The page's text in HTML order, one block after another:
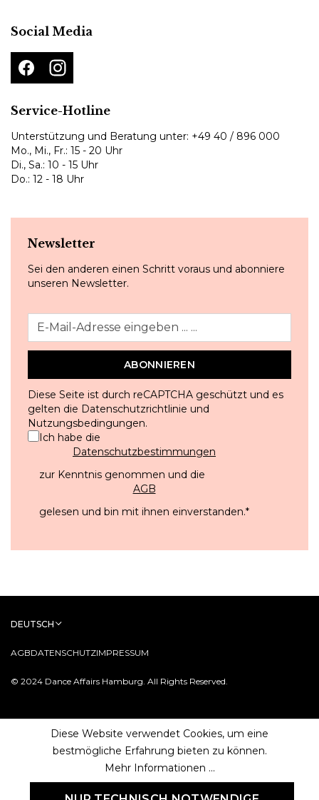
Social Media
Service-Hotline
Unterstützung und Beratung unter: +49 40 / 896 000
Mo., Mi., Fr.: 15 - 20 Uhr
Di., Sa.: 10 - 15 Uhr
Do.: 12 - 18 Uhr
Newsletter
Sei den anderen einen Schritt voraus und abonniere
unseren Newsletter.
ABONNIEREN
Diese Seite ist durch reCAPTCHA geschützt und es
gelten die Datenschutzrichtlinie und
Nutzungsbedingungen.
Ich habe die
Datenschutzbestimmungen
zur Kenntnis genommen und die
AGB
gelesen und bin mit ihnen einverstanden.*
© 2024 Dance Affairs Hamburg. All Rights Reserved.
AGBDATENSCHUTZIMPRESSUM
DEUTSCH
Diese Website verwendet Cookies, um eine
bestmögliche Erfahrung bieten zu können.
Mehr Informationen ...